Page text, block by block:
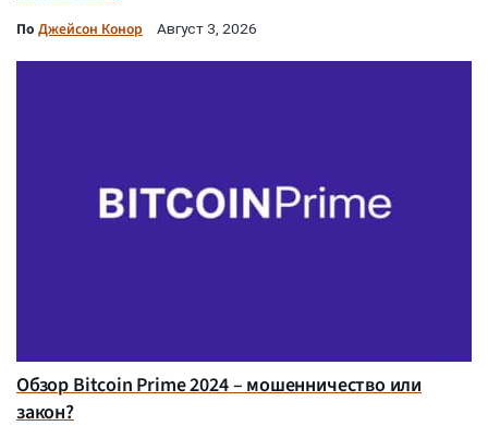
По Джейсон Конор Август 3, 2026
Обзор Bitcoin Prime 2024 – мошенничество или
закон?